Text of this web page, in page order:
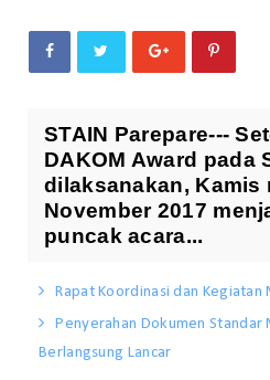
STAIN Parepare---
DAKOM Award pada
dilaksanakan, Kamis
November 2017
puncak acara...
Rapat Koordinasi dan Kegiatan
Penyerahan Dokumen Standar
Berlangsung Lancar